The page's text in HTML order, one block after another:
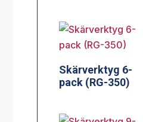
Skärverktyg 6-
pack (RG-350)